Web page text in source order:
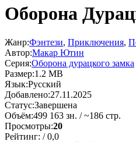
Оборона
Жанр:Фэнтези, Приключения,
Автор:Макар Ютин
Серия:Оборона дурацкого замка
Размер:1.2 MB
Язык:Русский
Добавлено:27.11.2025
Статус:Завершена
Объём:499 163 зн. / ~186 стр.
Просмотры:20
Рейтинг: / 0,0